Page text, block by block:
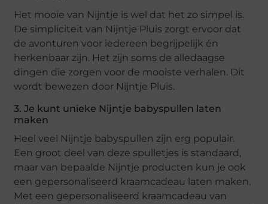
Het mooie van Nijntje is wel dat het zo simpel is.
De simpliciteit van Nijntje Pluis zorgt ervoor dat
de avonturen voor iedereen begrijpelijk én
herkenbaar zijn. Het zijn soms de alledaagse
dingen die zorgen voor de mooiste verhalen. Dit
wordt bewezen door Nijntje Pluis.
3. Je kunt unieke Nijntje babyspullen laten
maken
Heel veel Nijntje babyspullen zijn erg populair.
Een groot deel van deze spulletjes is standaard,
maar van bepaalde Nijntje producten kun je ook
een gepersonaliseerd kraamcadeau laten maken.
Met een gepersonaliseerd kraamcadeau van